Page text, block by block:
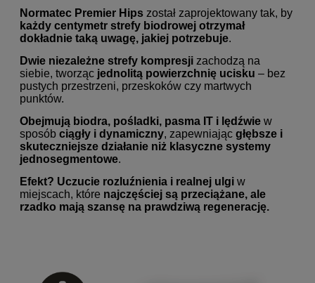
Normatec Premier Hips został zaprojektowany tak, by
każdy centymetr strefy biodrowej otrzymał
dokładnie taką uwagę, jakiej potrzebuje.
Dwie niezależne strefy kompresji zachodzą na
siebie, tworząc jednolitą powierzchnię ucisku – bez
pustych przestrzeni, przeskoków czy martwych
punktów.
Obejmują biodra, pośladki, pasma IT i lędźwie w
sposób ciągły i dynamiczny, zapewniając głębsze i
skuteczniejsze działanie niż klasyczne systemy
jednosegmentowe.
Efekt? Uczucie rozluźnienia i realnej ulgi w
miejscach, które najczęściej są przeciążane, ale
rzadko mają szansę na prawdziwą regenerację.